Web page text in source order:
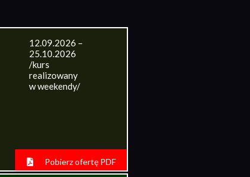
12.09.2026 –
25.10.2026
/kurs
realizowany
w weekendy/
Pobierz ofertę PDF